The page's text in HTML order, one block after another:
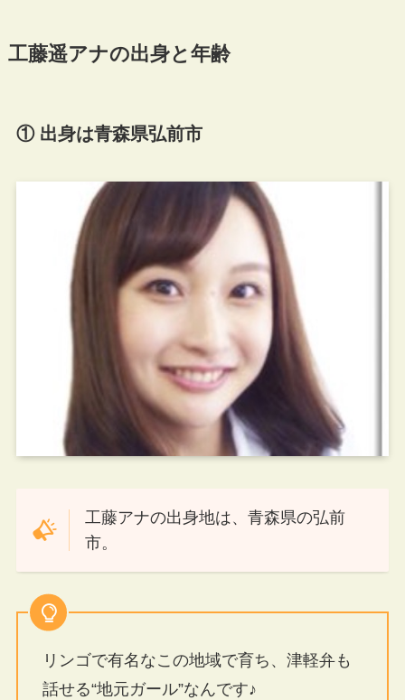
工藤遥アナの出身と年齢
① 出身は青森県弘前市
工藤アナの出身地は、青森県の弘前
市。
リンゴで有名なこの地域で育ち、津軽弁も
話せる“地元ガール”なんです♪